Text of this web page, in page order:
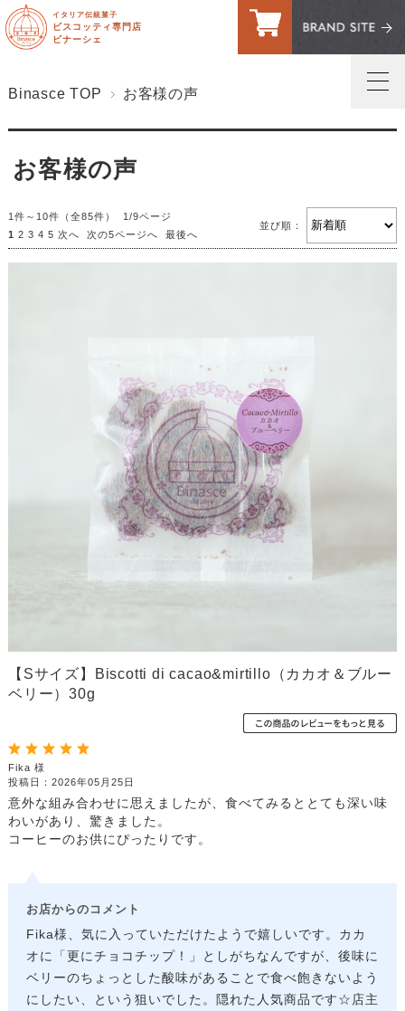
イタリア伝統菓子
ビスコッティ専門店
ビナーシェ
トップページ
ご利用案内・送料
ビスコッティ
【米粉】コメコッティ
【千葉限定】ちばビス
グラノーラ
限定商品
コーヒー
詰合せ
贈答用紙袋・箱など
Binasce TOP お客様の声
お客様の声
1件～10件（全85件） 1/9ページ
1 2 3 4 5 次へ 次の5ページへ 最後へ
並び順：
【Sサイズ】Biscotti di cacao&mirtillo（カカオ＆ブルー
ベリー）30g
Fika 様
投稿日：2026年05月25日
意外な組み合わせに思えましたが、食べてみるととても深い味
わいがあり、驚きました。
コーヒーのお供にぴったりです。
お店からのコメント
Fika様、気に入っていただけたようで嬉しいです。カカ
オに「更にチョコチップ！」としがちなんですが、後味に
ベリーのちょっとした酸味があることで食べ飽きないよう
にしたい、という狙いでした。隠れた人気商品です☆店主